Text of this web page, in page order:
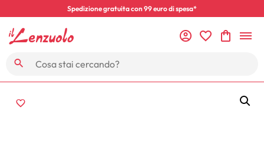
Spedizione gratuita con 99 euro di spesa*